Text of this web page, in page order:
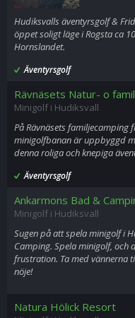
Hudiksvalls äventyrsgolf &
öppet soligt läge i Rogsta ca
Hornslandet.
Äventyrsgolf
Rävnäsets Natur- o
Minigolf i Hudiksvall
På Rävnäsets familjecamping
minigolfbanan är uppbyggd
denna roliga och knepiga
Äventyrsgolf
Ankarmons Bad &
Minigolf i Hudiksvall
Sugen på att spela minigolf i
Camping. Spela minigolf, och
frustration. Ta med vännerna
nöje!
Natura Hölick Resort